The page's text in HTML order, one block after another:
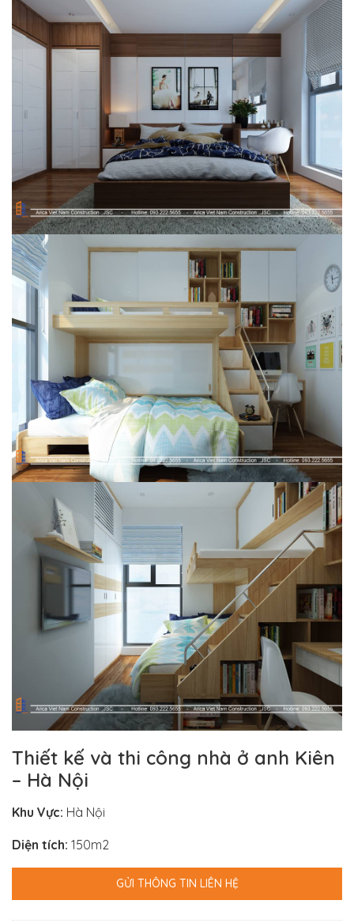
Thiết kế và thi công nhà ở anh Kiên
– Hà Nội
Khu Vực: Hà Nội
Diện tích: 150m2
GỬI THÔNG TIN LIÊN HỆ